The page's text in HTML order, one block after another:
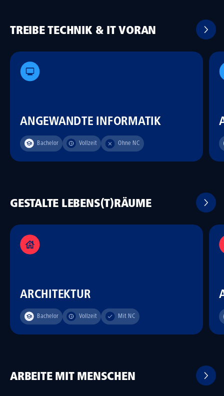
TREIBE TECHNIK & IT VORAN
ANGEWANDTE INFORMATIK
Bachelor Vollzeit Ohne NC
GESTALTE LEBENS(T)RÄUME
ARCHITEKTUR
Bachelor Vollzeit Mit NC
ARBEITE MIT MENSCHEN